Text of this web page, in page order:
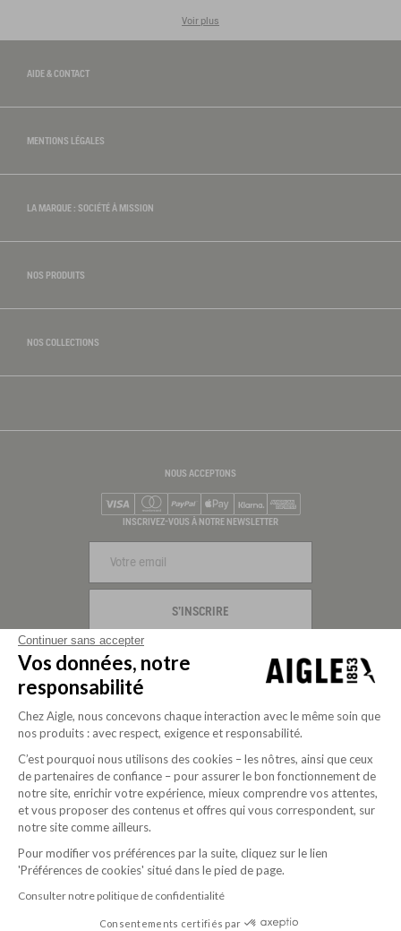
Voir plus
AIDE & CONTACT
MENTIONS LÉGALES
LA MARQUE : SOCIÉTÉ À MISSION
NOS PRODUITS
NOS COLLECTIONS
NOUS ACCEPTONS
Visa Mastercard
PayPalApple PayKlarna
INSCRIVEZ-VOUS À NOTRE NEWSLETTER
S'INSCRIRE
confidentialité-Paramètres des cookies
Continuer sans accepter
Vos données, notre
responsabilité
Chez Aigle, nous concevons chaque interaction avec le même soin que
nos produits : avec respect, exigence et responsabilité.
C’est pourquoi nous utilisons des cookies – les nôtres, ainsi que ceux
de partenaires de confiance – pour assurer le bon fonctionnement de
notre site, enrichir votre expérience, mieux comprendre vos attentes,
et vous proposer des contenus et offres qui vous correspondent, sur
notre site comme ailleurs.
Pour modifier vos préférences par la suite, cliquez sur le lien
'Préférences de cookies' situé dans le pied de page.
Consulter notre politique de confidentialité
Consentements certifiés par